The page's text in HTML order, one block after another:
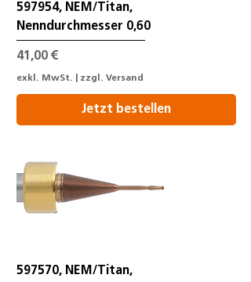
597954, NEM/Titan,
Nenndurchmesser 0,60
Preis
41,00 €
exkl. MwSt. zzgl. Versand
Jetzt bestellen
597570, NEM/Titan,